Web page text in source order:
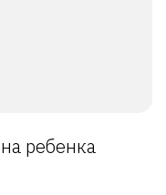
ребенка